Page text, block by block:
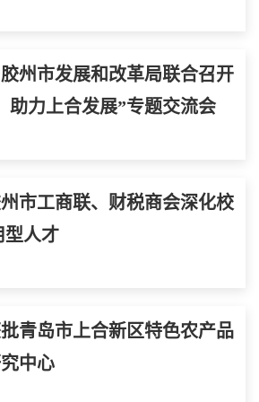
州市发展和改革局联合召开
助力上合发展”专题交流会
市工商联、财税商会深化校
型人才
青岛市上合新区特色农产品
中心